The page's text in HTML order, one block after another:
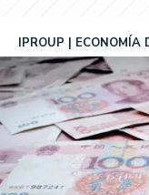
IPROUP ECONOMÍA